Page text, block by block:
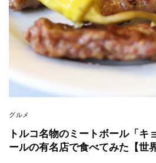
グルメ
トルコ名物のミートボール「キ
ールの有名店で食べてみた【世